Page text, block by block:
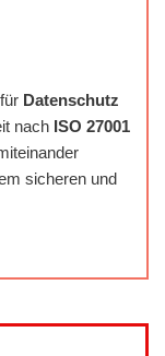
Datenschutz
nach ISO 27001
sicheren und